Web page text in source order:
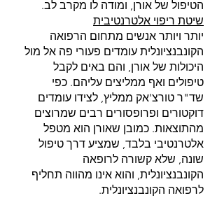
הטיפול של אורן, ומודה לו מקרב לב.
שיטת ריפוי אלטרנטיבית
יותר ויותר אנשים מתחום הרפואה
הקונבנציונלית עומדים פעורי פה אל מול
היכולות של אורן, והם באים לקבל
טיפולים ואף ממליצים עליהם. כפי
שד"ר טורצ'אק ממליץ, לצידו עומדים
דוקטורים ופרופסורים רבים שמרוצים
מהתוצאות. כמובן שאורן הוא מטפל
אלטרנטיבי בלבד, שמציע דרך טיפול
שונה, שלא קשורה לרופאה
הקונבנציונלית, והוא אינו מהווה תחליף
לרפואה הקונבנציונלית.